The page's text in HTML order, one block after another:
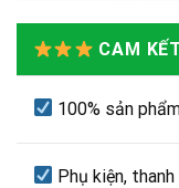
CAM
100% sản
Phụ kiện,